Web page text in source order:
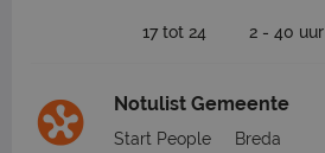
17 tot 24 2 - 40 uur
Notulist Gemeente
Start People Breda